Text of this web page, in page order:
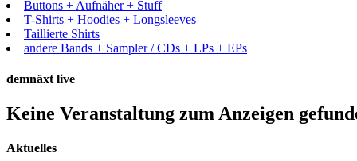
Buttons + Aufnäher + Stuff
T-Shirts + Hoodies + Longsleeves
Taillierte Shirts
andere Bands + Sampler / CDs + LPs + EPs
demnäxt live
Keine Veranstaltung zum Anzeigen
Aktuelles